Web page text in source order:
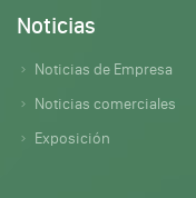
Noticias
Noticias de Empresa
Noticias comerciales
Exposición